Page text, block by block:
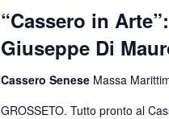
“Cassero in
Giuseppe Di
Cassero Senese Massa
GROSSETO. Tutto pronto al